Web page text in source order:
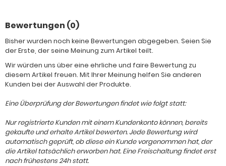
Bewertungen (0)
Bisher wurden noch keine Bewertungen abgegeben. Seien Sie
der Erste, der seine Meinung zum Artikel teilt.
Wir würden uns über eine ehrliche und faire Bewertung zu
diesem Artikel freuen. Mit Ihrer Meinung helfen Sie anderen
Kunden bei der Auswahl der Produkte.
Eine Überprüfung der Bewertungen findet wie folgt statt:
Nur registrierte Kunden mit einem Kundenkonto können, bereits
gekaufte und erhalte Artikel bewerten. Jede Bewertung wird
automatisch geprüft, ob diese ein Kunde vorgenommen hat, der
die Artikel tatsächlich erworben hat. Eine Freischaltung findet erst
nach frühestens 24h statt.